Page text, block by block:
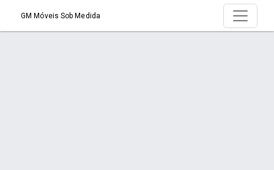
GM Móveis Sob Medida